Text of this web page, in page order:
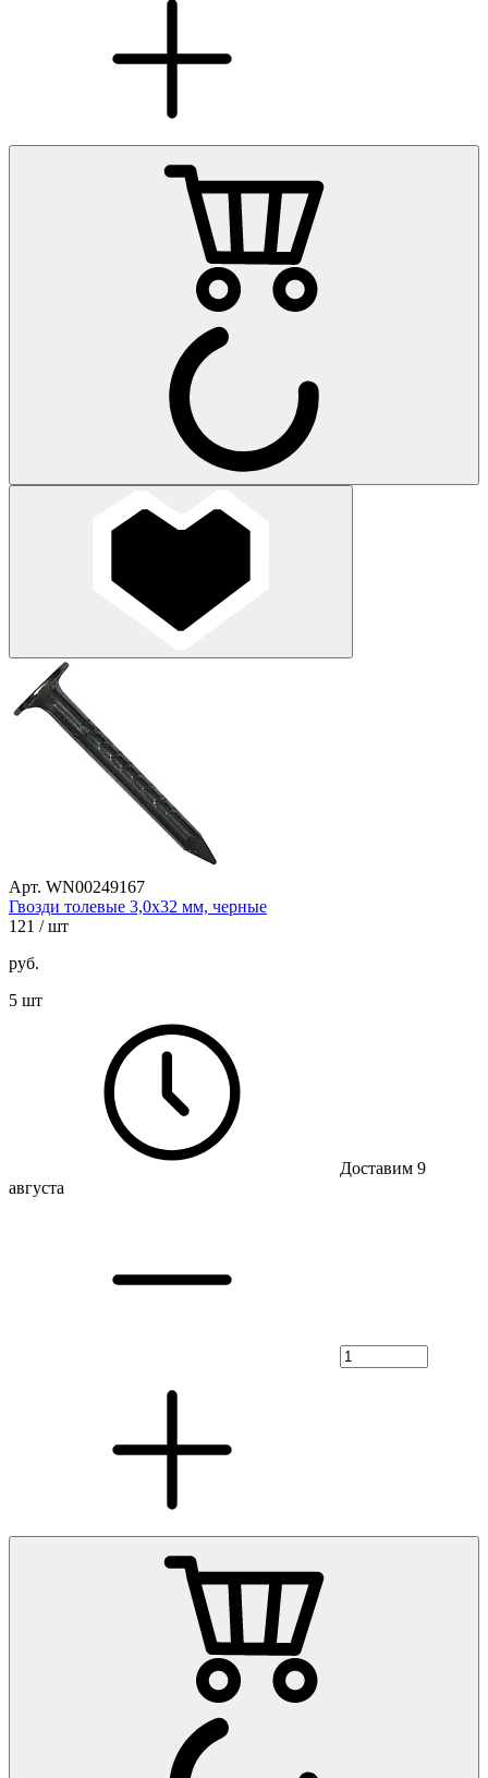
Арт. WN00249167
Гвозди толевые 3,0х32 мм, черные
121 / шт
руб.
5 шт
Доставим 9
августа